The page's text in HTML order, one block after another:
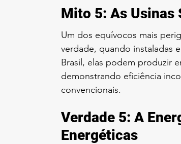
Mito 5: As Usinas
Um dos equívocos mais
verdade, quando instaladas
Brasil, elas podem produzir
demonstrando eficiência
convencionais.
Verdade 5: A
Energéticas